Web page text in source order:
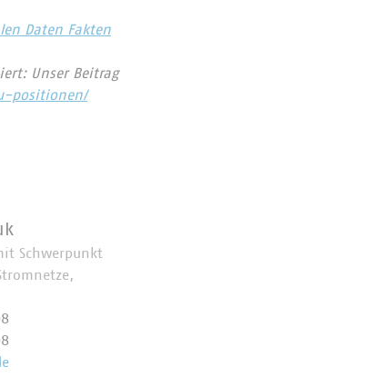
Daten Fakten
Unser Beitrag
positionen/
Schwerpunkt